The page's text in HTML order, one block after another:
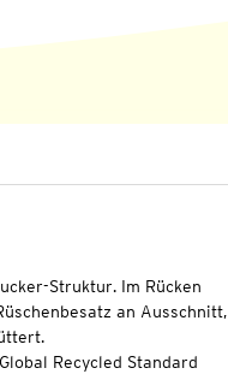
Struktur. Im Rücken
an Ausschnitt,
Recycled Standard